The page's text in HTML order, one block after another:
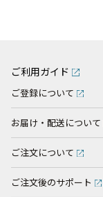
ご利用ガイド
ご登録について
お届け・配送について
ご注文について
ご注文後のサポート